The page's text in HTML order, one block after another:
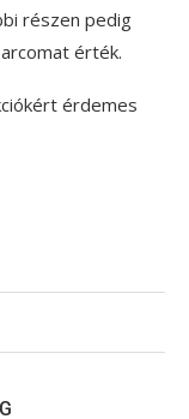
részen pedig
érték.
érdemes